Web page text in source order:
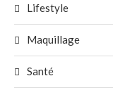
Lifestyle
Maquillage
Santé